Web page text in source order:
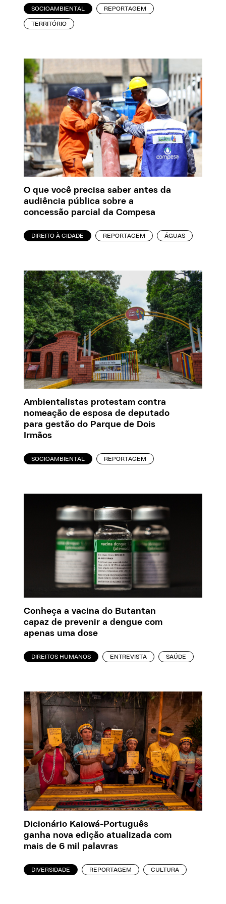
SOCIOAMBIENTAL REPORTAGEM
TERRITÓRIO
O que você precisa saber antes da
audiência pública sobre a
concessão parcial da Compesa
DIREITO À CIDADE REPORTAGEM ÁGUAS
Ambientalistas protestam contra
nomeação de esposa de deputado
para gestão do Parque de Dois
Irmãos
SOCIOAMBIENTAL REPORTAGEM
Conheça a vacina do Butantan
capaz de prevenir a dengue com
apenas uma dose
DIREITOS HUMANOS ENTREVISTA SAÚDE
Dicionário Kaiowá-Português
ganha nova edição atualizada com
mais de 6 mil palavras
DIVERSIDADE REPORTAGEM CULTURA